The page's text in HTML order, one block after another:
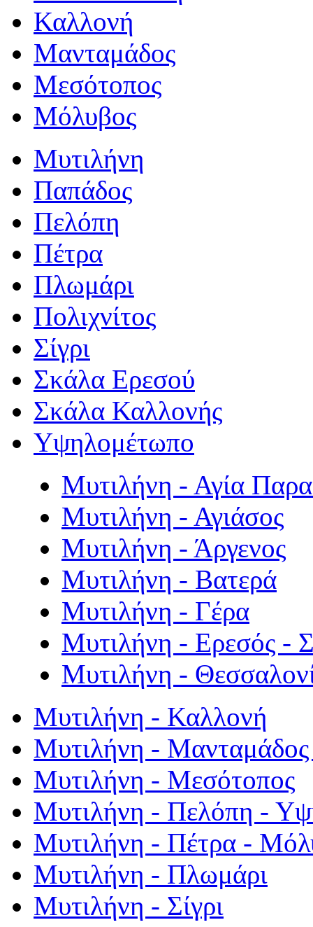
Καλλονή
Μανταμάδος
Μεσότοπος
Μόλυβος
Μυτιλήνη
Παπάδος
Πελόπη
Πέτρα
Πλωμάρι
Πολιχνίτος
Σίγρι
Σκάλα Ερεσού
Σκάλα Καλλονής
Υψηλομέτωπο
Μυτιλήνη - Αγία
Μυτιλήνη - Αγιάσος
Μυτιλήνη - Άργενος
Μυτιλήνη - Βατερά
Μυτιλήνη - Γέρα
Μυτιλήνη - Ερεσός -
Μυτιλήνη -
Μυτιλήνη - Καλλονή
Μυτιλήνη - Μανταμάδος
Μυτιλήνη - Μεσότοπος
Μυτιλήνη - Πελόπη -
Μυτιλήνη - Πέτρα -
Μυτιλήνη - Πλωμάρι
Μυτιλήνη - Σίγρι